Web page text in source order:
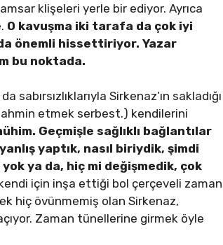
klişeleri yerle bir ediyor. Ayrıca
O kavuşma iki tarafa da çok iyi
önemli hissettiriyor. Yazar
bu noktada.
Sirkenaz’ın sakladığı
etmek serbest.) kendilerini
Geçmişle sağlıklı bağlantılar
yaptık, nasıl biriydik, şimdi
ya da, hiç mi değişmedik, çok
için inşa ettiği bol çerçeveli zaman
hiç övünmemiş olan Sirkenaz,
Zaman tünellerine girmek öyle